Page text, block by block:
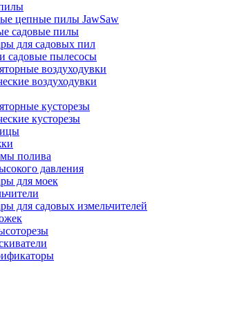
цепные пилы JawSaw
садовые пилы
для садовых пил
садовые пылесосы
воздуходувки
воздуходувки
кусторезы
кусторезы
полива
давления
для моек
для садовых измельчителей